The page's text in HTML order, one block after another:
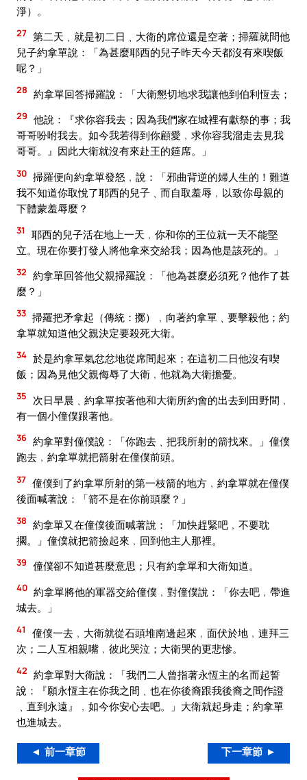
淨）。
27 第二天﹑就是初二日﹑大衛的席位還是空著；掃羅就問他
兒子約拿單說：「為甚麼耶西的兒子昨天今天都沒有來喫飯
呢？」
28 約拿單回答掃羅說：「大衛懇切地求我讓他到伯利恆去；
29 他說：『求你容我去；因為我們家在城裡有獻祭的事；我
哥哥吩咐我去。如今我若得到你顧愛﹐求你容我溜走去見我
哥哥。』因此大衛就沒有來赴王的筵席。」
30 掃羅便向約拿單發怒﹐說：「邪曲背逆的婦人生的！難道
我不知道你取悅了耶西的兒子﹑而自取羞辱﹐以致你母親的
下體蒙羞辱麼？
31
耶西的兒子活在地上一天﹐你和你的王位就一天不能堅
立。現在你要打發人將他拿來交給我；因為他是該死的。」
32 約拿單回答他父親掃羅說：「他為甚麼必須死？他作了甚
麼？」
33 掃羅把矛拿起（傳統：擲）﹐向著約拿單﹑要擊殺他；約
拿單就知道他父親決定要殺死大衛。
34 於是約拿單氣忿忿地從席間起來；在這初二日他沒有喫
飯；因為見他父親侮辱了大衛﹐他就為大衛擔憂。
35
次日早晨﹑約拿單按著他和大衛所約會的出去到田野間﹐
有一個小僮僕跟著他。
36 約拿單對僮僕說：「你跑去﹑把我所射的箭找來。」僮僕
跑去﹐約拿單就把箭射在僮僕前頭。
37 僮僕到了約拿單所射的第一枝箭的地方﹐約拿單就在僮僕
後面喊著說：「箭不是在你前頭麼？」
38 約拿單又在僮僕後面喊著說：「加快趕緊吧﹐不要耽
擱。」僮僕就把箭撿起來﹐回到他主人那裡。
39 僮僕卻不知道甚麼意思；只有約拿單和大衛知道。
40 約拿單將他的軍器交給僮僕﹐對僮僕說：「你去吧﹐帶進
城去。」
41
僮僕一去﹐大衛就從石頭堆南邊起來﹐面伏於地﹐連拜三
次；二人互相親嘴﹐彼此哭泣；大衛哭的更悲慘。
42 約拿單對大衛說：「我們二人曾指著永恆主的名而起誓
說：『願永恆主在你我之間﹑也在你後裔跟我後裔之間作證
﹑直到永遠』﹐如今你安心去吧。」大衛就起身走；約拿單
也進城去。
◄ 前一章節 下一章節 ►